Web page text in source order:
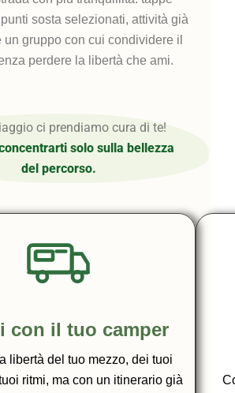
sosta selezionati, attività già
un gruppo con cui condividere il
perdere la libertà che ami.
ci prendiamo cura di te!
solo sulla bellezza
del percorso.
con il tuo camper
libertà del tuo mezzo, dei tuoi
ritmi, ma con un itinerario già